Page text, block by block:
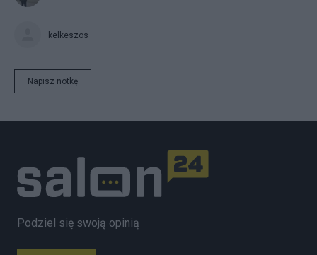
kelkeszos
Napisz notkę
Podziel się swoją opinią